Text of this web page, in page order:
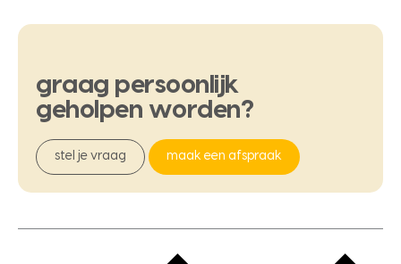
graag persoonlijk
geholpen worden?
stel je vraag maak een afspraak